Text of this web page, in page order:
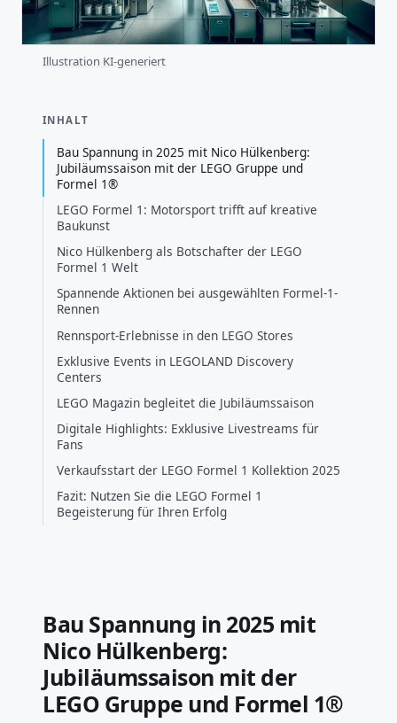
Illustration KI-generiert
INHALT
Bau Spannung in 2025 mit Nico Hülkenberg:
Jubiläumssaison mit der LEGO Gruppe und
Formel 1®
LEGO Formel 1: Motorsport trifft auf kreative
Baukunst
Nico Hülkenberg als Botschafter der LEGO
Formel 1 Welt
Spannende Aktionen bei ausgewählten Formel-1-
Rennen
Rennsport-Erlebnisse in den LEGO Stores
Exklusive Events in LEGOLAND Discovery
Centers
LEGO Magazin begleitet die Jubiläumssaison
Digitale Highlights: Exklusive Livestreams für
Fans
Verkaufsstart der LEGO Formel 1 Kollektion 2025
Fazit: Nutzen Sie die LEGO Formel 1
Begeisterung für Ihren Erfolg
Bau Spannung in 2025 mit
Nico Hülkenberg:
Jubiläumssaison mit der
LEGO Gruppe und Formel 1®